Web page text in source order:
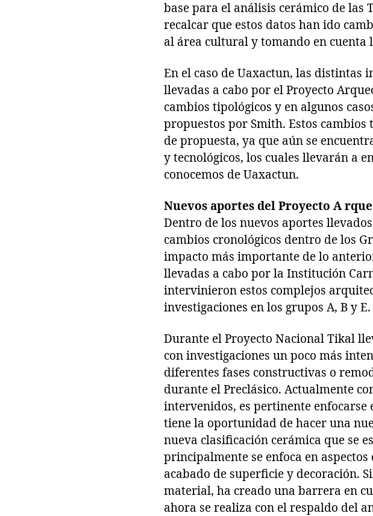
base para el análisis cerámico de las
recalcar que estos datos han ido
al área cultural y tomando en cuenta
En el caso de Uaxactun, las distintas
llevadas a cabo por el Proyecto
cambios tipológicos y en algunos
propuestos por Smith. Estos
de propuesta, ya que aún se
y tecnológicos, los cuales llevarán a
conocemos de Uaxactun.
Nuevos aportes del Proyecto A
Dentro de los nuevos aportes
cambios cronológicos dentro de los
impacto más importante de lo
llevadas a cabo por la Institución
intervinieron estos complejos
investigaciones en los grupos A, B y E.
Durante el Proyecto Nacional Tikal
con investigaciones un poco más
diferentes fases constructivas o
durante el Preclásico. Actualmente
intervenidos, es pertinente enfocarse
tiene la oportunidad de hacer una
nueva clasificación cerámica que se
principalmente se enfoca en
acabado de superficie y decoración.
material, ha creado una barrera en
ahora se realiza con el respaldo del